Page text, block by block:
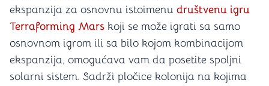
ekspanzija za osnovnu istoimenu društvenu igru
Terraforming Mars koji se može igrati sa samo
osnovnom igrom ili sa bilo kojom kombinacijom
ekspanzija, omogućava vam da posetite spoljni
solarni sistem. Sadrži pločice kolonija na kojima